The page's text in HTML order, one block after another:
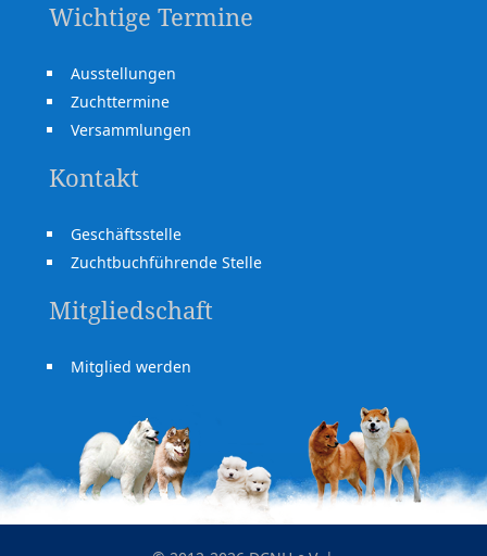
Wichtige Termine
Ausstellungen
Zuchttermine
Versammlungen
Kontakt
Geschäftsstelle
Zuchtbuchführende Stelle
Mitgliedschaft
Mitglied werden